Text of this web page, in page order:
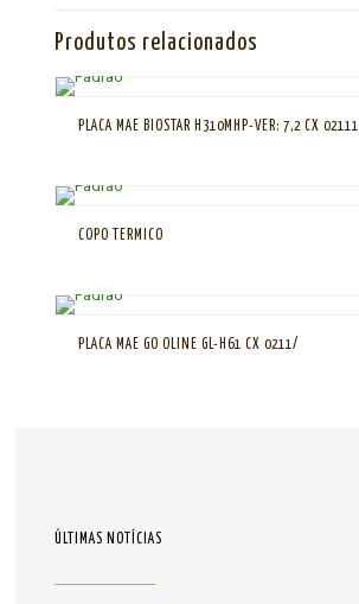
Produtos relacionados
PLACA MAE BIOSTAR H310MHP-VER: 7,2 CX 02111
COPO TERMICO
PLACA MAE GO OLINE GL-H61 CX 0211/
ÚLTIMAS NOTÍCIAS